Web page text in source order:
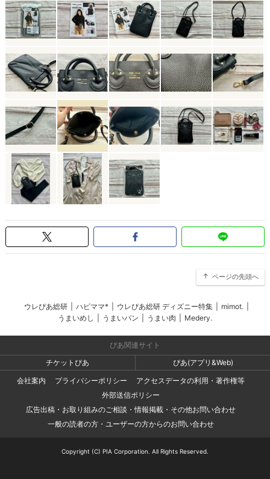
ページの先頭へ
ウレぴあ総研 ハピママ* ウレぴあ総研 ディズニー特集 mimot.
うまいめし
うまいパン うまい肉 Medery.
ぴあ関連サイト
チケットぴあ
ぴあ(アプリ&Web)
会社案内
プライバシーポリシー
アクセスデータの利用・著作権等
外部送信ポリシー
広告出稿・お取り組みのご相談・情報掲載・その他お問い合わせ
一般の読者の方・ユーザーの方からのお問い合わせ
Copyright (C) PIA Corporation. All Rights Reserved.